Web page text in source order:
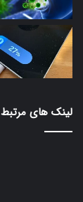
لینک های مرتبط